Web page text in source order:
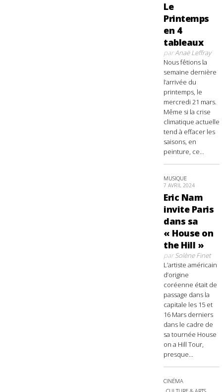
Le
Printemps
en 4
tableaux
parAnaë Leffray
Nous fêtions la
semaine dernière
l’arrivée du
printemps, le
mercredi 21 mars.
Même si la crise
climatique actuelle
tend à effacer les
saisons, en
peinture, ce...
MUSIQUE
7 AVRIL 2024
Eric Nam
invite Paris
dans sa
« House on
the Hill »
parSolène Finet
L’artiste américain
d’origine
coréenne était de
passage dans la
capitale les 15 et
16 Mars derniers
dans le cadre de
sa tournée House
on a Hill Tour,
presque...
CINÉMA